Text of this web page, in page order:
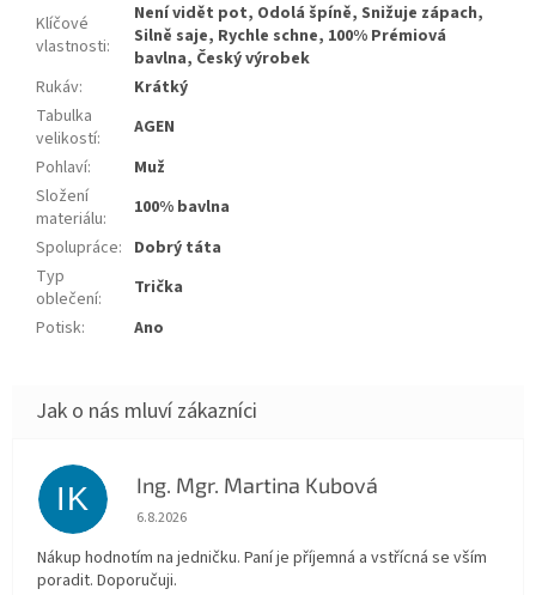
Klíčové
vlastnosti:
Není vidět pot, Odolá špíně, Snižuje zápach,
Silně saje, Rychle schne, 100% Prémiová
bavlna, Český výrobek
Rukáv:
Krátký
Tabulka
velikostí:
AGEN
Pohlaví:
Muž
Složení
materiálu:
100% bavlna
Spolupráce: Dobrý táta
Typ
oblečení:
Trička
Potisk: Ano
IK Ing. Mgr. Martina Kubová
Hodnocení obchodu je 5 z 5 hvězdiček.
6.8.2026
Nákup hodnotím na jedničku. Paní je příjemná a vstřícná se vším
poradit. Doporučuji.